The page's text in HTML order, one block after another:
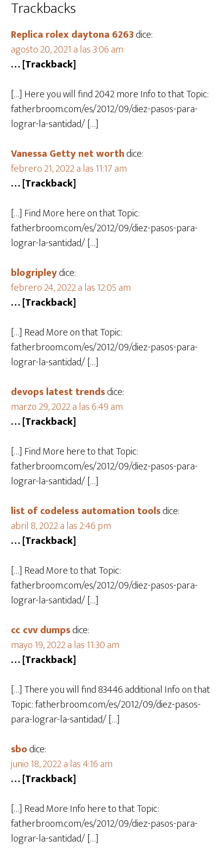
Trackbacks
Replica rolex daytona 6263dice:
agosto 20, 2021 a las 3:06 am
… [Trackback]
[…] Here you will find 2042 more Info to that Topic:
fatherbroom.com/es/2012/09/diez-pasos-para-
lograr-la-santidad/ […]
Vanessa Getty net worthdice:
febrero 21, 2022 a las 11:17 am
… [Trackback]
[…] Find More here on that Topic:
fatherbroom.com/es/2012/09/diez-pasos-para-
lograr-la-santidad/ […]
blogripleydice:
febrero 24, 2022 a las 12:05 am
… [Trackback]
[…] Read More on that Topic:
fatherbroom.com/es/2012/09/diez-pasos-para-
lograr-la-santidad/ […]
devops latest trendsdice:
marzo 29, 2022 a las 6:49 am
… [Trackback]
[…] Find More here to that Topic:
fatherbroom.com/es/2012/09/diez-pasos-para-
lograr-la-santidad/ […]
list of codeless automation toolsdice:
abril 8, 2022 a las 2:46 pm
… [Trackback]
[…] Read More to that Topic:
fatherbroom.com/es/2012/09/diez-pasos-para-
lograr-la-santidad/ […]
cc cvv dumpsdice:
mayo 19, 2022 a las 11:30 am
… [Trackback]
[…] There you will find 83446 additional Info on that
Topic: fatherbroom.com/es/2012/09/diez-pasos-
para-lograr-la-santidad/ […]
sbodice:
junio 18, 2022 a las 4:16 am
… [Trackback]
[…] Read More Info here to that Topic:
fatherbroom.com/es/2012/09/diez-pasos-para-
lograr-la-santidad/ […]